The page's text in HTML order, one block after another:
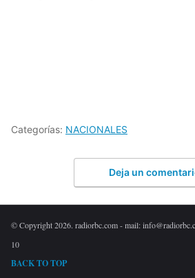
Categorías: NACIONALES
Deja un
© Copyright 2026. radiorbc.com - mail:
10
BACK TO TOP